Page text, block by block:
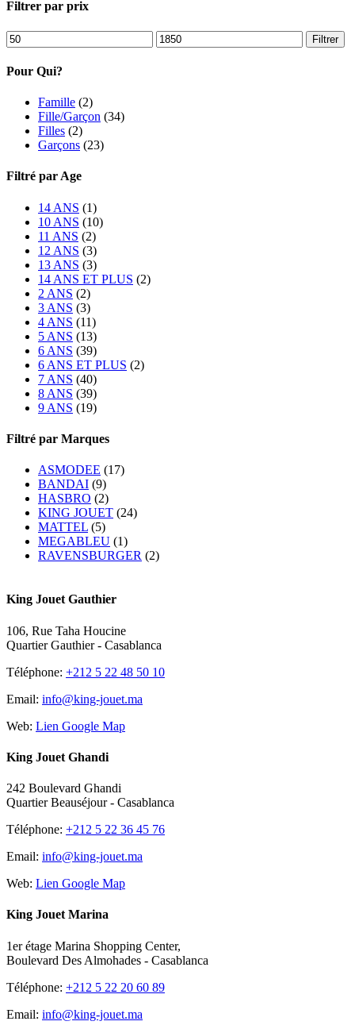
Filtrer par prix
Filtrer
Pour Qui?
Famille (2)
Fille/Garçon (34)
Filles (2)
Garçons (23)
Filtré par Age
14 ANS (1)
10 ANS (10)
11 ANS (2)
12 ANS (3)
13 ANS (3)
14 ANS ET PLUS (2)
2 ANS (2)
3 ANS (3)
4 ANS (11)
5 ANS (13)
6 ANS (39)
6 ANS ET PLUS (2)
7 ANS (40)
8 ANS (39)
9 ANS (19)
Filtré par Marques
ASMODEE (17)
BANDAI (9)
HASBRO (2)
KING JOUET (24)
MATTEL (5)
MEGABLEU (1)
RAVENSBURGER (2)
King Jouet Gauthier
106, Rue Taha Houcine
Quartier Gauthier - Casablanca
Téléphone: +212 5 22 48 50 10
Email: info@king-jouet.ma
Web: Lien Google Map
King Jouet Ghandi
242 Boulevard Ghandi
Quartier Beauséjour - Casablanca
Téléphone: +212 5 22 36 45 76
Email: info@king-jouet.ma
Web: Lien Google Map
King Jouet Marina
1er étage Marina Shopping Center,
Boulevard Des Almohades - Casablanca
Téléphone: +212 5 22 20 60 89
Email: info@king-jouet.ma